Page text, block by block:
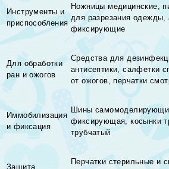
Инструменты и
приспособления
Ножницы медицинские,
для разрезания одежды,
фиксирующие
Для обработки
ран и ожогов
Средства для
антисептики, салфетки
от ожогов, перчатки
Иммобилизация
и фиксация
Шины
фиксирующая, косынки
трубчатый
Защита
Перчатки стерильные и